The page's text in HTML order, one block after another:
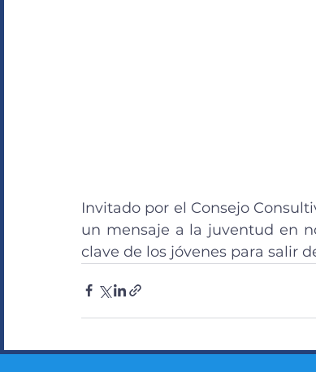
Invitado por el Consejo
un mensaje a la juventud en
clave de los jóvenes para salir